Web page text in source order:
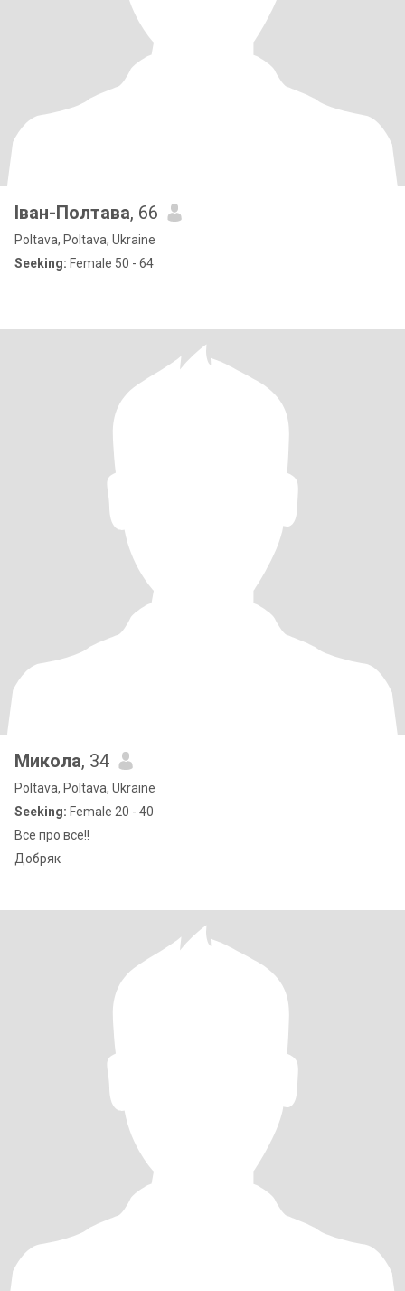
Іван-Полтава, 66
Poltava, Poltava, Ukraine
Seeking: Female 50 - 64
Микола, 34
Poltava, Poltava, Ukraine
Seeking: Female 20 - 40
Все про все!!
Добряк